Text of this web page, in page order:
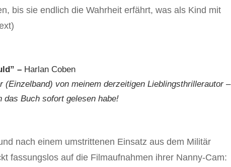
bis sie endlich die Wahrheit erfährt, was als Kind mit
” – Harlan Coben
(Einzelband) von meinem derzeitigen Lieblingsthrillerautor –
das Buch sofort gelesen habe!
nach einem umstrittenen Einsatz aus dem Militär
fassungslos auf die Filmaufnahmen ihrer Nanny-Cam: